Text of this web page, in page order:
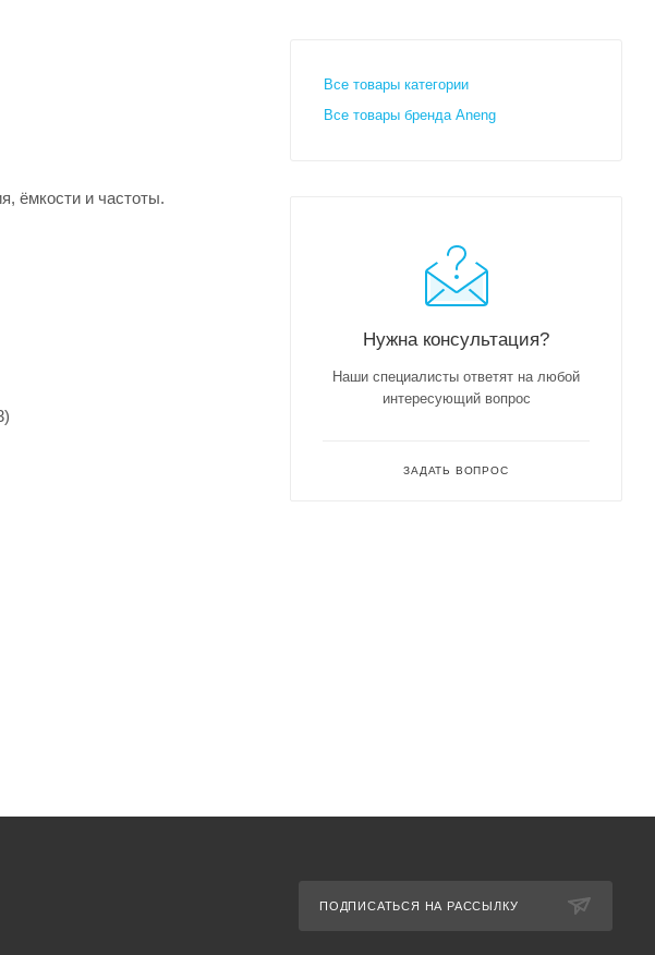
ёмкости и частоты.
Все товары категории
Все товары бренда Aneng
Нужна консультация?
Наши специалисты ответят на любой
интересующий вопрос
ЗАДАТЬ ВОПРОС
ПОДПИСАТЬСЯ НА РАССЫЛКУ